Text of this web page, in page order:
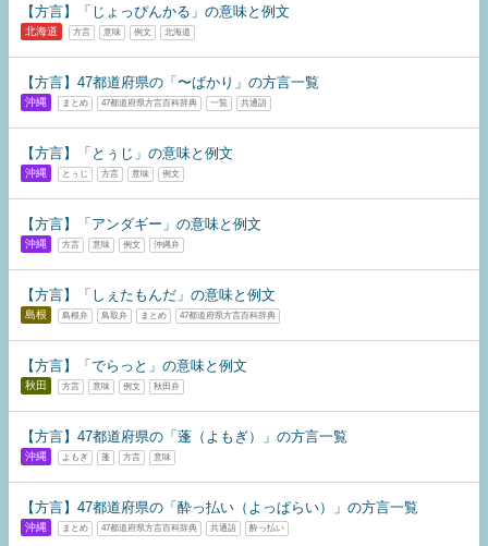
【方言】「じょっぴんかる」の意味と例文
北海道 方言 意味 例文 北海道
【方言】47都道府県の「〜ばかり」の方言一覧
沖縄 まとめ 47都道府県方言百科辞典 一覧 共通語
【方言】「とぅじ」の意味と例文
沖縄 とぅじ 方言 意味 例文
【方言】「アンダギー」の意味と例文
沖縄 方言 意味 例文 沖縄弁
【方言】「しぇたもんだ」の意味と例文
島根 島根弁 鳥取弁 まとめ 47都道府県方言百科辞典
【方言】「でらっと」の意味と例文
秋田 方言 意味 例文 秋田弁
【方言】47都道府県の「蓬（よもぎ）」の方言一覧
沖縄 よもぎ 蓬 方言 意味
【方言】47都道府県の「酔っ払い（よっぱらい）」の方言一覧
沖縄 まとめ 47都道府県方言百科辞典 共通語 酔っ払い